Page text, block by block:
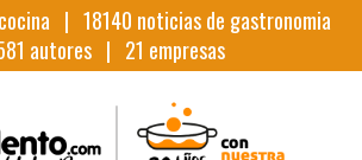
| 18140 noticias de gastronomia
autores | 21 empresas